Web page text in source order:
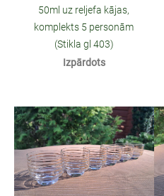
50ml uz reljefa kājas,
komplekts 5 personām
(Stikla gl 403)
Izpārdots